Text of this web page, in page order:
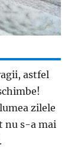
astfel
zilele
nu s-a mai